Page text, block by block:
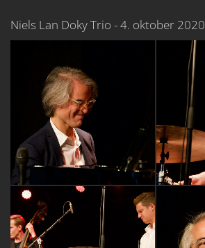
Niels Lan Doky Trio - 4. oktober 2020